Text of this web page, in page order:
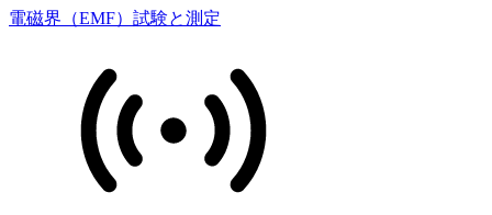
電磁界（EMF）試験と測定